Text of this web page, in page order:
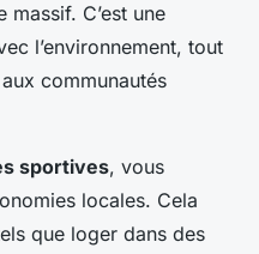
C’est une
l’environnement, tout
communautés
sportives, vous
locales. Cela
que loger dans des